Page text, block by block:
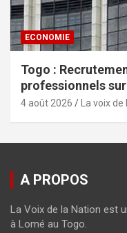
ECONOMIE
Togo :
professionnels
4 août 2026 La voix de
A PROPOS
La Voix de la Nation est
à Lomé au Togo.